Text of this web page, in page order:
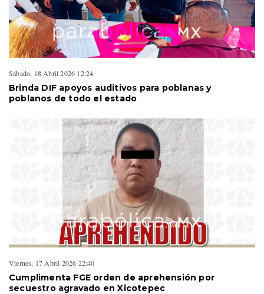
Sábado, 18 Abril 2026 12:24
Brinda DIF apoyos auditivos para poblanas y
poblanos de todo el estado
Viernes, 17 Abril 2026 22:40
Cumplimenta FGE orden de aprehensión por
secuestro agravado en Xicotepec